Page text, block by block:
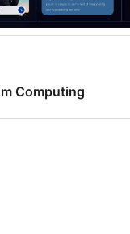
Computing